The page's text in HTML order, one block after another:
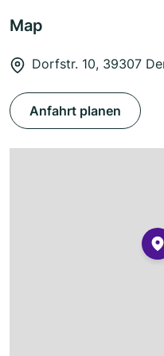
Map
Dorfstr. 10, 39307
Anfahrt planen